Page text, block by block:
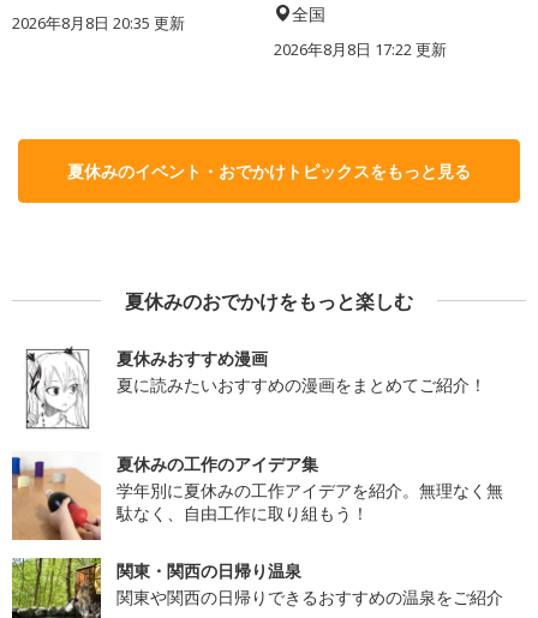
2026年8月8日 20:35 更新 全国
2026年8月8日 17:22更新
夏休みのイベント・おでかけトピックスをもっと見る
夏休みのおでかけをもっと楽しむ
夏休みおすすめ漫画
夏に読みたいおすすめの漫画をまとめてご紹介！
夏休みの工作のアイデア集
学年別に夏休みの工作アイデアを紹介。無理なく無
駄なく、自由工作に取り組もう！
関東・関西の日帰り温泉
関東や関西の日帰りできるおすすめの温泉をご紹介